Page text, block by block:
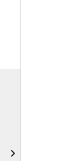
navigate_next